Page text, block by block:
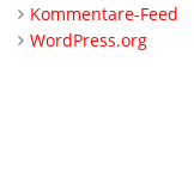
Kommentare-Feed
WordPress.org